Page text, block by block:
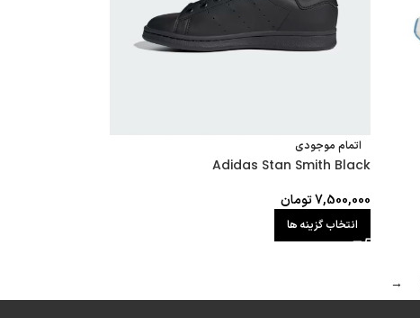
اتمام موجودی
Adidas Stan Smith Black
7,500,000تومان
انتخاب گزینه ها
→